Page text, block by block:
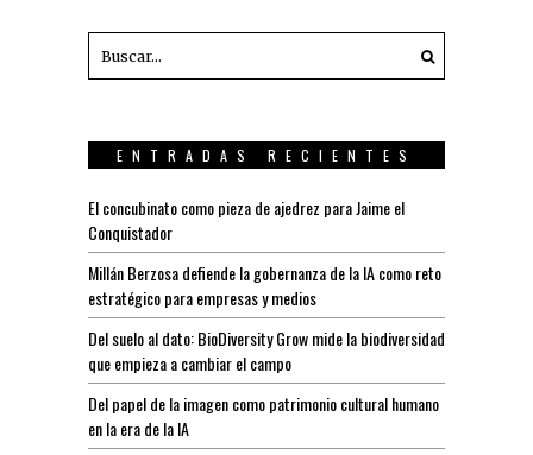
ENTRADAS RECIENTES
El concubinato como pieza de ajedrez para Jaime el
Conquistador
Millán Berzosa defiende la gobernanza de la IA como reto
estratégico para empresas y medios
Del suelo al dato: BioDiversity Grow mide la biodiversidad
que empieza a cambiar el campo
Del papel de la imagen como patrimonio cultural humano
en la era de la IA